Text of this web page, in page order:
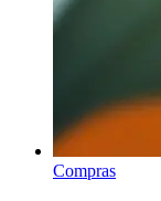
Compras